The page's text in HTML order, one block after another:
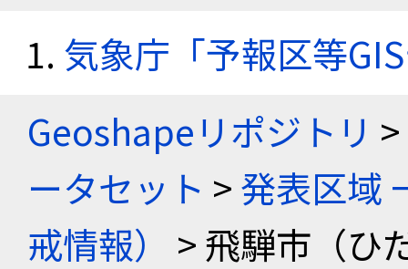
気象庁「予報区等
Geoshapeリポジトリ >
ータセット >発表区域
戒情報）
> 飛騨市（ひ